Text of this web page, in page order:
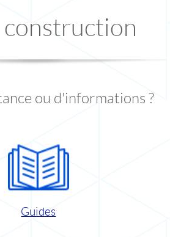
construction
ou d'informations ?
Guides